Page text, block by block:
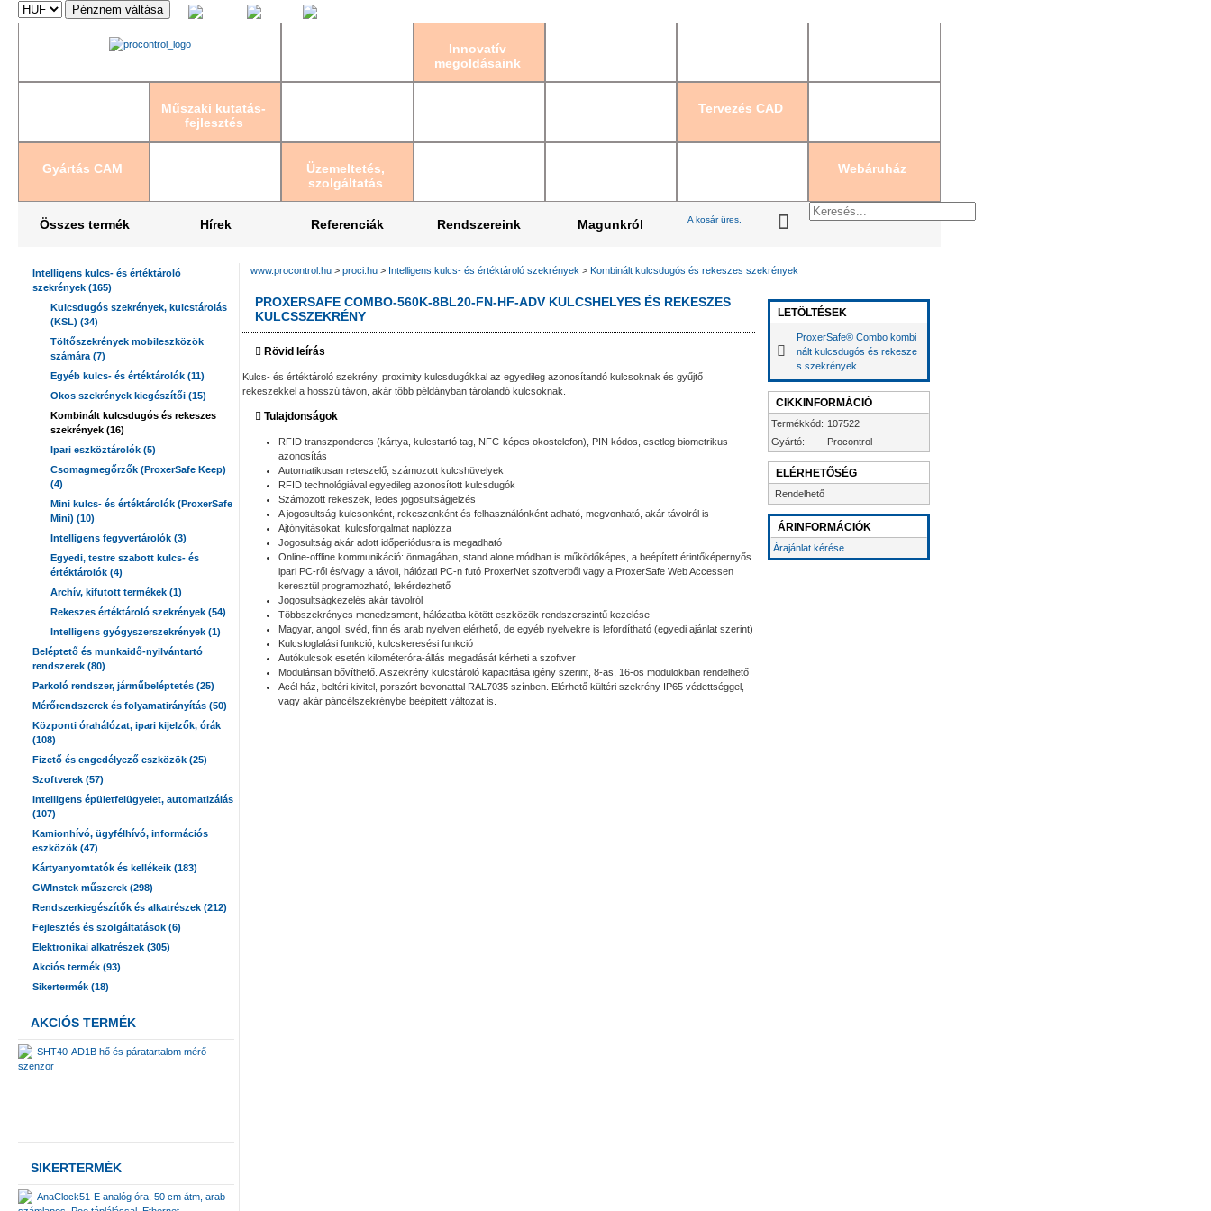
Innovatív
megoldásaink
Műszaki kutatás-
fejlesztés
Tervezés CAD
Gyártás CAM
Üzemeltetés,
szolgáltatás
Webáruház
Összes termék Hírek Referenciák Rendszereink Magunkról A kosár üres.
Intelligens kulcs- és értéktároló
szekrények (165)
Kulcsdugós szekrények, kulcstárolás
(KSL) (34)
Töltőszekrények mobileszközök
számára (7)
Egyéb kulcs- és értéktárolók (11)
Okos szekrények kiegészítői (15)
Kombinált kulcsdugós és rekeszes
szekrények (16)
Ipari eszköztárolók (5)
Csomagmegőrzők (ProxerSafe Keep)
(4)
Mini kulcs- és értéktárolók (ProxerSafe
Mini) (10)
Intelligens fegyvertárolók (3)
Egyedi, testre szabott kulcs- és
értéktárolók (4)
Archív, kifutott termékek (1)
Rekeszes értéktároló szekrények (54)
Intelligens gyógyszerszekrények (1)
Beléptető és munkaidő-nyilvántartó
rendszerek (80)
Parkoló rendszer, járműbeléptetés (25)
Mérőrendszerek és folyamatirányítás (50)
Központi órahálózat, ipari kijelzők, órák
(108)
Fizető és engedélyező eszközök (25)
Szoftverek (57)
Intelligens épületfelügyelet, automatizálás
(107)
Kamionhívó, ügyfélhívó, információs
eszközök (47)
Kártyanyomtatók és kellékeik (183)
GWInstek műszerek (298)
Rendszerkiegészítők és alkatrészek (212)
Fejlesztés és szolgáltatások (6)
Elektronikai alkatrészek (305)
Akciós termék (93)
Sikertermék (18)
AKCIÓS TERMÉK
SHT40-AD1B hő és páratartalom mérő
szenzor
SIKERTERMÉK
AnaClock51-E analóg óra, 50 cm átm, arab
www.procontrol.hu > proci.hu > Intelligens kulcs- és értéktároló szekrények > Kombinált kulcsdugós és rekeszes szekrények
PROXERSAFE COMBO-560K-8BL20-FN-HF-ADV KULCSHELYES ÉS REKESZES
KULCSSZEKRÉNY
Rövid leírás
Kulcs- és értéktároló szekrény, proximity kulcsdugókkal az egyedileg azonosítandó kulcsoknak és gyűjtő
rekeszekkel a hosszú távon, akár több példányban tárolandó kulcsoknak.
Tulajdonságok
RFID transzponderes (kártya, kulcstartó tag, NFC-képes okostelefon), PIN kódos, esetleg biometrikus
azonosítás
Automatikusan reteszelő, számozott kulcshüvelyek
RFID technológiával egyedileg azonosított kulcsdugók
Számozott rekeszek, ledes jogosultságjelzés
A jogosultság kulcsonként, rekeszenként és felhasználónként adható, megvonható, akár távolról is
Ajtónyitásokat, kulcsforgalmat naplózza
Jogosultság akár adott időperiódusra is megadható
Online-offline kommunikáció: önmagában, stand alone módban is működőképes, a beépített érintőképernyős
ipari PC-ről és/vagy a távoli, hálózati PC-n futó ProxerNet szoftverből vagy a ProxerSafe Web Accessen
keresztül programozható, lekérdezhető
Jogosultságkezelés akár távolról
Többszekrényes menedzsment, hálózatba kötött eszközök rendszerszintű kezelése
Magyar, angol, svéd, finn és arab nyelven elérhető, de egyéb nyelvekre is lefordítható (egyedi ajánlat szerint)
Kulcsfoglalási funkció, kulcskeresési funkció
Autókulcsok esetén kilométeróra-állás megadását kérheti a szoftver
Modulárisan bővíthető. A szekrény kulcstároló kapacitása igény szerint, 8-as, 16-os modulokban rendelhető
Acél ház, beltéri kivitel, porszórt bevonattal RAL7035 színben. Elérhető kültéri szekrény IP65 védettséggel,
vagy akár páncélszekrénybe beépített változat is.
LETÖLTÉSEK
ProxerSafe® Combo kombi
nált kulcsdugós és rekesze
s szekrények
CIKKINFORMÁCIÓ
Termékkód: 107522
Gyártó:
Procontrol
ELÉRHETŐSÉG
Rendelhető
ÁRINFORMÁCIÓK
Árajánlat kérése